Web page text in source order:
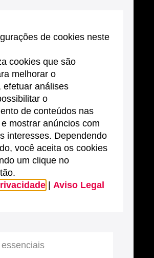
de cookies neste
cookies que são
melhorar o
efetuar análises
o
de conteúdos nas
mostrar anúncios com
interesses. Dependendo
você aceita os cookies
um clique no
Aviso Legal